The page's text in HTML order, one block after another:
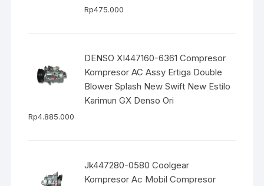
Rp475.000
DENSO XI447160-6361 Compresor
Kompresor AC Assy Ertiga Double
Blower Splash New Swift New Estilo
Karimun GX Denso Ori
Rp4.885.000
Jk447280-0580 Coolgear
Kompresor Ac Mobil Compresor